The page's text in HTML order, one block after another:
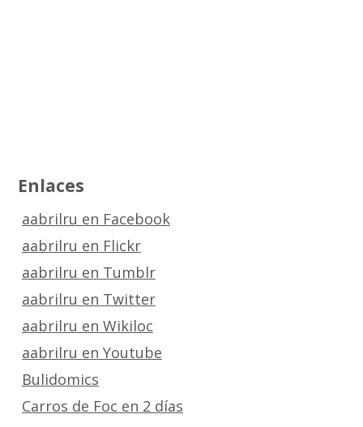
Enlaces
aabrilru en Facebook
aabrilru en Flickr
aabrilru en Tumblr
aabrilru en Twitter
aabrilru en Wikiloc
aabrilru en Youtube
Bulidomics
Carros de Foc en 2 días